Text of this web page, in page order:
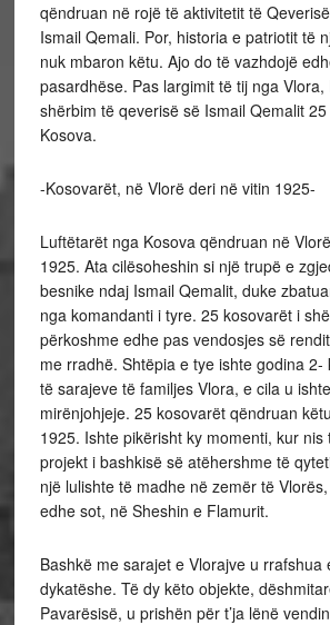
qëndruan në rojë të aktivitetit të
Ismail Qemali. Por, historia e patriotit të
nuk mbaron këtu. Ajo do të vazhdojë
pasardhëse. Pas largimit të tij nga
shërbim të qeverisë së Ismail Qemalit
Kosova.
-Kosovarët, në Vlorë deri në vitin 1925-
Luftëtarët nga Kosova qëndruan në
1925. Ata cilësoheshin si një trupë e
besnike ndaj Ismail Qemalit, duke
nga komandanti i tyre. 25 kosovarët i
përkoshme edhe pas vendosjes së
me rradhë. Shtëpia e tye ishte godina
të sarajeve të familjes Vlora, e cila u
mirënjohjeje. 25 kosovarët qëndruan
1925. Ishte pikërisht ky momenti, kur
projekt i bashkisë së atëhershme të
një lulishte të madhe në zemër të
edhe sot, në Sheshin e Flamurit.
Bashkë me sarajet e Vlorajve u rrafshua
dykatëshe. Të dy këto objekte,
Pavarësisë, u prishën për t’ja lënë